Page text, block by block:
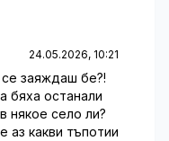
24.05.2026, 10:21
заяждаш бе?!
бяха останали
някое село ли?
аз какви тъпотии